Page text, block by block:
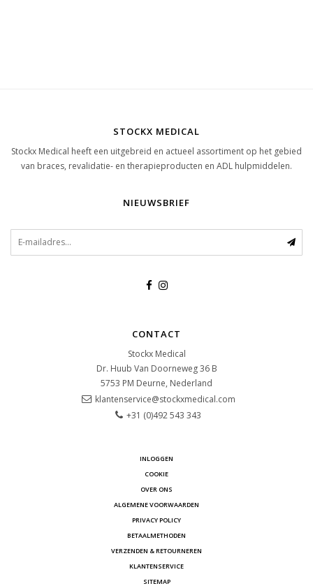
STOCKX MEDICAL
Stockx Medical heeft een uitgebreid en actueel assortiment op het gebied
van braces, revalidatie- en therapieproducten en ADL hulpmiddelen.
NIEUWSBRIEF
CONTACT
Stockx Medical
Dr. Huub Van Doorneweg 36 B
5753 PM Deurne, Nederland
klantenservice@stockxmedical.com
+31 (0)492 543 343
INLOGGEN
COOKIE
OVER ONS
ALGEMENE VOORWAARDEN
PRIVACY POLICY
BETAALMETHODEN
VERZENDEN & RETOURNEREN
KLANTENSERVICE
SITEMAP